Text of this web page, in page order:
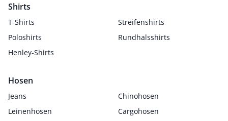
Shirts
T-Shirts
Streifenshirts
Poloshirts
Rundhalsshirts
Henley-Shirts
Hosen
Jeans
Chinohosen
Leinenhosen
Cargohosen